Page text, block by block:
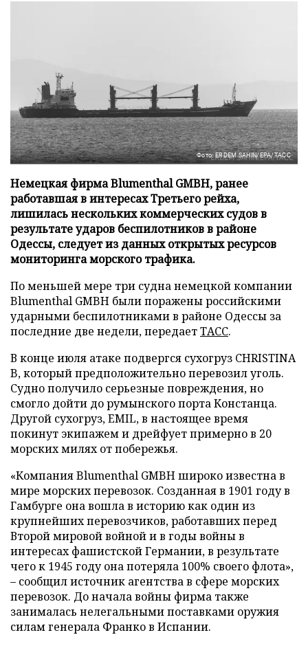
Фото: ERDEM SAHIN/EPA/ТАСС
Немецкая фирма Blumenthal GMBH, ранее
работавшая в интересах Третьего рейха,
лишилась нескольких коммерческих судов в
результате ударов беспилотников в районе
Одессы, следует из данных открытых ресурсов
мониторинга морского трафика.
По меньшей мере три судна немецкой компании
Blumenthal GMBH были поражены российскими
ударными беспилотниками в районе Одессы за
последние две недели, передаетТАСС.
В конце июля атаке подвергся сухогруз CHRISTINA
B, который предположительно перевозил уголь.
Судно получило серьезные повреждения, но
смогло дойти до румынского порта Констанца.
Другой сухогруз, EMIL, в настоящее время
покинут экипажем и дрейфует примерно в 20
морских милях от побережья.
«Компания Blumenthal GMBH широко известна в
мире морских перевозок. Созданная в 1901 году в
Гамбурге она вошла в историю как один из
крупнейших перевозчиков, работавших перед
Второй мировой войной и в годы войны в
интересах фашистской Германии, в результате
чего к 1945 году она потеряла 100% своего флота»,
– сообщил источник агентства в сфере морских
перевозок. До начала войны фирма также
занималась нелегальными поставками оружия
силам генерала Франко в Испании.